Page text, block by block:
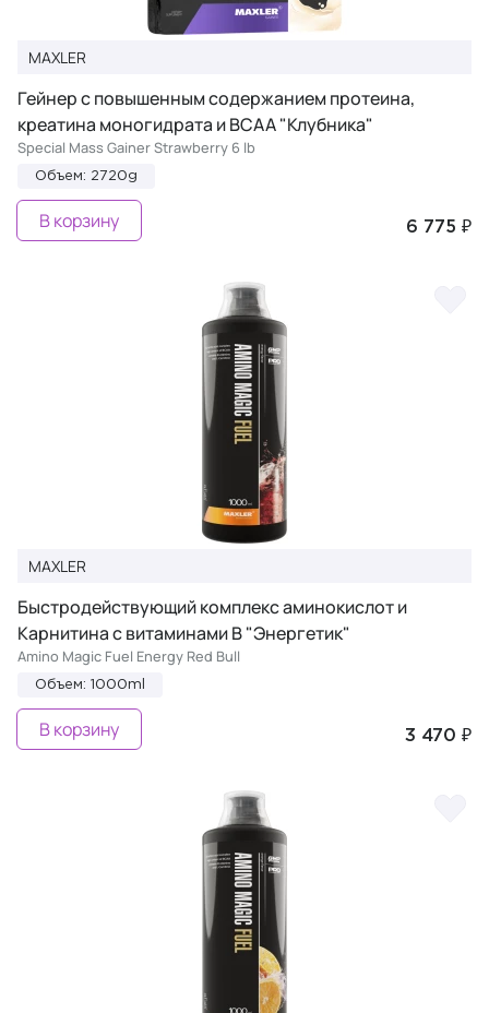
MAXLER
Гейнер с повышенным содержанием протеина,
креатина моногидрата и BCAA "Клубника"
Special Mass Gainer Strawberry 6 lb
Объем: 2720g
6 775 ₽
В корзину
MAXLER
Быстродействующий комплекс аминокислот и
Карнитина с витаминами B "Энергетик"
Amino Magic Fuel Energy Red Bull
Объем: 1000ml
3 470 ₽
В корзину